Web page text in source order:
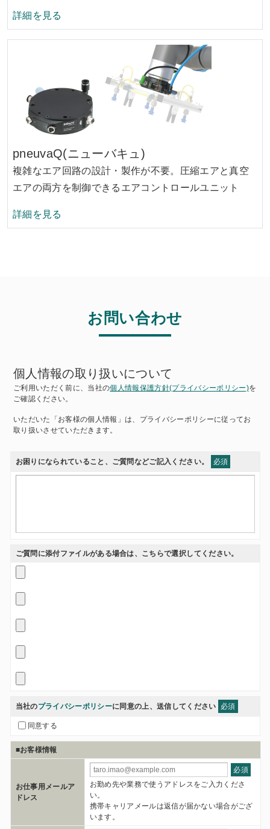
pneumagiQ(ニューマジック)の
詳細を見る
pneuvaQ(ニューバキュ)
複雑なエア回路の設計・製作が不要。圧縮エアと真空
エアの両方を制御できるエアコントロールユニット
pneuvaQ(ニューバキュ)の
詳細を見る
お問い合わせ
個人情報の取り扱いについて
ご利用いただく前に、当社の個人情報保護方針(プライバシーポリシー)を
ご確認ください。
いただいた「お客様の個人情報」は、プライバシーポリシーに従ってお
取り扱いさせていただきます。
お困りになられていること、ご質問などご記入ください。 必須
ご質問に添付ファイルがある場合は、こちらで選択してください。
当社のプライバシーポリシーに同意の上、送信してください 必須
同意する
■お客様情報
お仕事用メールア
ドレス
必須
お勤め先や業務で使うアドレスをご入力くださ
い。
携帯キャリアメールは返信が届かない場合がござ
います。